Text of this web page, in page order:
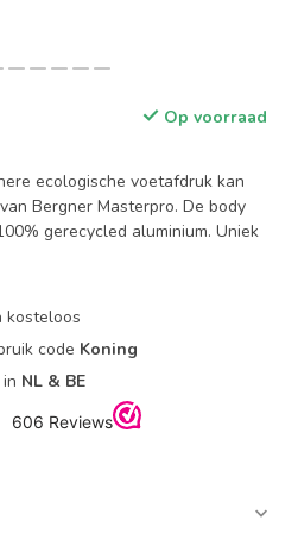
Op voorraad
ecologische voetafdruk kan
Bergner Masterpro. De body
gerecycled aluminium. Uniek
kosteloos
code Koning
NL & BE